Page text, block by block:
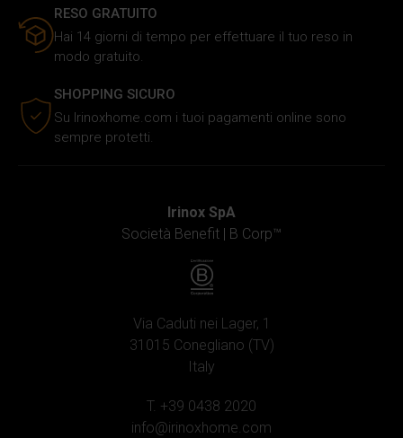
di analisi dei dati web, pubblicità e social media, i quali
potrebbero combinarle con altre informazioni che hai
fornito loro o che hanno raccolto in base al tuo utilizzo dei
RESO GRATUITO
Hai 14 giorni di tempo per effettuare il tuo reso in
modo gratuito.
SHOPPING SICURO
Su Irinoxhome.com i tuoi pagamenti online sono
sempre protetti.
Irinox SpA
Società Benefit | B Corp™
Via Caduti nei Lager, 1
31015 Conegliano (TV)
Italy
T. +39 0438 2020
info@irinoxhome.com